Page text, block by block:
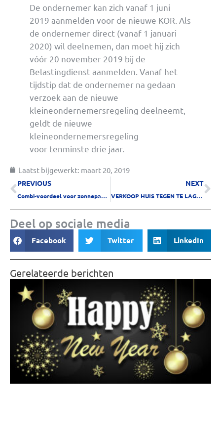
De ondernemer kan zich vanaf 1 juni
2019 aanmelden voor de nieuwe KOR. Als
de ondernemer direct (vanaf 1 januari
2020) wil deelnemen, dan moet hij zich
vóór 20 november 2019 bij de
Belastingdienst aanmelden. Vanaf het
tijdstip dat de ondernemer na gedaan
verzoek aan de nieuwe
kleineondernemersregeling deelneemt,
geldt de nieuwe
kleineondernemersregeling
voor tenminste drie jaar.
Laatst bijgewerkt: maart 20, 2019
PREVIOUS
Combi-voordeel voor zonnepanelen die elektrische auto opladen
NEXT
VERKOOP HUIS TEGEN TE LAGE PRIJS LEVERT SCHENKING EIGEN WONING OP
Deel op sociale media
Facebook Twitter LinkedIn
Gerelateerde berichten